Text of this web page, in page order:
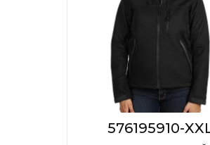
576195910-